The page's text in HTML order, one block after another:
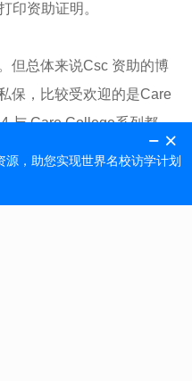
印资助证明。
但总体来说Csc 资助的博
保，比较受欢迎的是Care
与 Care College系列都
混杂，不太确定的也可以
长建议覆盖整个德国期